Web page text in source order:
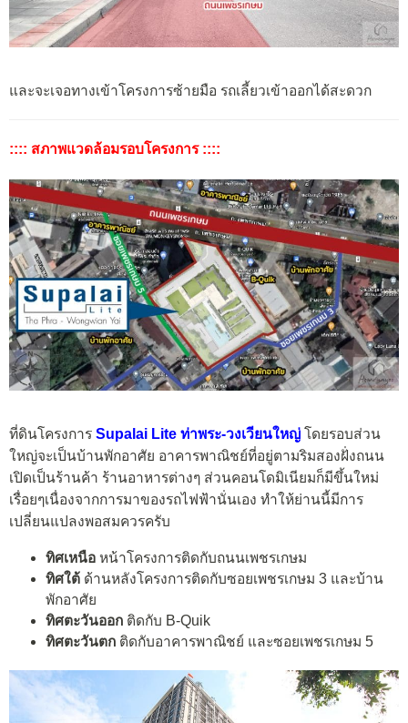
และจะเจอทางเข้าโครงการซ้ายมือ รถเลี้ยวเข้าออกได้สะดวก
:::: สภาพแวดล้อมรอบโครงการ ::::
ที่ดินโครงการ Supalai Lite ท่าพระ-วงเวียนใหญ่ โดยรอบส่วน
ใหญ่จะเป็นบ้านพักอาศัย อาคารพาณิชย์ที่อยู่ตามริมสองฝั่งถนน
เปิดเป็นร้านค้า ร้านอาหารต่างๆ ส่วนคอนโดมิเนียมก็มีขึ้นใหม่
เรื่อยๆเนื่องจากการมาของรถไฟฟ้านั่นเอง ทำให้ย่านนี้มีการ
เปลี่ยนแปลงพอสมควรครับ
ทิศเหนือ หน้าโครงการติดกับถนนเพชรเกษม
ทิศใต้ ด้านหลังโครงการติดกับซอยเพชรเกษม 3 และบ้าน
พักอาศัย
ทิศตะวันออก ติดกับ B-Quik
ทิศตะวันตก ติดกับอาคารพาณิชย์ และซอยเพชรเกษม 5